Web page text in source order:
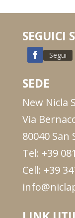
SEGUICI
Segui
SEDE
New Nicla
Via
80040 San
Tel: +39
Cell: +39